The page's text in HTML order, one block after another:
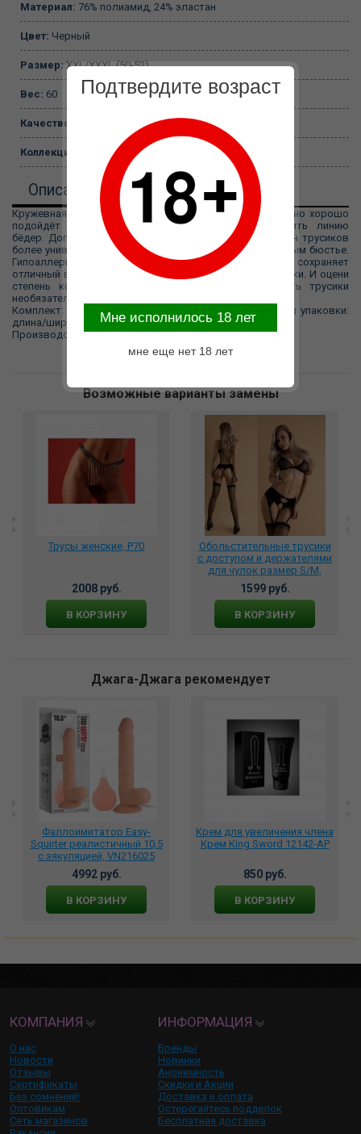
Материал: 76% полиамид, 24% эластан
Цвет: Черный
Размер: XXL/XXXL (50-52)
Вес: 60
Качество: картонная коробка
Коллекция: Easy to love
Описание
Кружевная модель трусиков с посадкой танго, особенно хорошо
подойдёт девушкам, желающим визуально увеличить линию
бёдер. Дополнительный декор из стреп делает дизайн трусиков
более универсальным, дополнить которые можно любым бюстье.
Гипоаллергенное кружево прекрасно тянется и сохраняет
отличный внешний вид даже после многоразовой стирки. И оцени
степень комфорта: чтобы заняться сексом, снимать трусики
необязательно.
Комплект: В комплекте: · трусики с доступом Габариты упаковки:
длина/ширина - 17,6/12,1
Производство: ИП Николаенко А.Е.
Возможные варианты замены
Трусы женские, P70
2008 руб.
В КОРЗИНУ
Обольстительные трусики
с доступом и держателями
для чулок размер S/M,
06684
1599 руб.
В КОРЗИНУ
Джага-Джага рекомендует
Фаллоимитатор Easy-
Squirter реалистичный 10,5
с эякуляцией, VN216025
4992 руб.
В КОРЗИНУ
Крем для увеличения члена
Крем King Sword 12142-AP
850 руб.
В КОРЗИНУ
КОМПАНИЯ
О нас
Новости
Отзывы
Сертификаты
Без сомнений!
Оптовикам
Сеть магазинов
ИНФОРМАЦИЯ
Бренды
Новинки
Анонимность
Скидки и Акции
Доставка и оплата
Остерегайтесь подделок
Бесплатная доставка
Подтвердите возраст
Mне исполнилось 18 лет
мне еще нет 18 лет